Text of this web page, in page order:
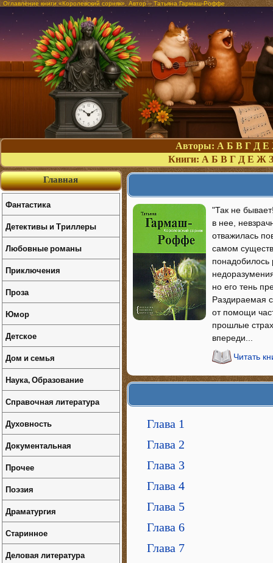
Оглавление книги «Королевский сорняк». Автор – Татьяна Гармаш-Роффе
Авторы: А Б В Г Д Е
Книги: А Б В Г Д Е Ж З
"Так не
в нее,
отважилась
самом
понадобилось
но его тень
Раздираемая
от помощи
прошлые
впереди...
Читать
Глава 1
Глава 2
Глава 3
Глава 4
Глава 5
Глава 6
Глава 7
Главная
Фантастика
Детективы и Триллеры
Любовные романы
Приключения
Проза
Юмор
Детское
Дом и семья
Наука, Образование
Справочная литература
Духовность
Документальная
Прочее
Поэзия
Драматургия
Старинное
Деловая литература